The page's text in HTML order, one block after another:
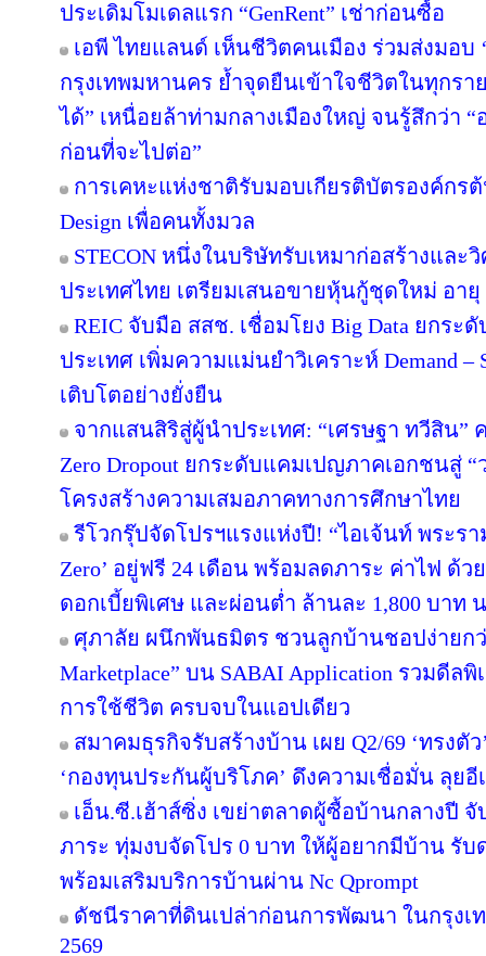
ประเดิมโมเดลแรก “GenRent” เช่าก่อนซื้อ
เอพี ไทยแลนด์ เห็นชีวิตคนเมือง ร่วมส่งมอบ
กรุงเทพมหานคร ย้ำจุดยืนเข้าใจชีวิตในทุกรา
ได้” เหนื่อยล้าท่ามกลางเมืองใหญ่ จนรู้สึกว่า
ก่อนที่จะไปต่อ”
การเคหะแห่งชาติรับมอบเกียรติบัตรองค์กร
Design เพื่อคนทั้งมวล
STECON หนึ่งในบริษัทรับเหมาก่อสร้างแล
ประเทศไทย เตรียมเสนอขายหุ้นกู้ชุดใหม่ อา
REIC จับมือ สสช. เชื่อมโยง Big Data ยกร
ประเทศ เพิ่มความแม่นยำวิเคราะห์ Demand
เติบโตอย่างยั่งยืน
จากแสนสิริสู่ผู้นำประเทศ: “เศรษฐา ทวีสิน”
Zero Dropout ยกระดับแคมเปญภาคเอกชนสู่
โครงสร้างความเสมอภาคทางการศึกษาไทย
รีโวกรุ๊ปจัดโปรฯแรงแห่งปี! “ไอเจ้นท์ พระรา
Zero’ อยู่ฟรี 24 เดือน พร้อมลดภาระ ค่าไฟ ด้
ดอกเบี้ยพิเศษ และผ่อนต่ำ ล้านละ 1,800 บาท
ศุภาลัย ผนึกพันธมิตร ชวนลูกบ้านชอปง่ายกว่
Marketplace” บน SABAI Application รวมดีล
การใช้ชีวิต ครบจบในแอปเดียว
สมาคมธุรกิจรับสร้างบ้าน เผย Q2/69 ‘ทรง
‘กองทุนประกันผู้บริโภค’ ดึงความเชื่อมั่น ลุย
เอ็น.ซี.เฮ้าส์ซิ่ง เขย่าตลาดผู้ซื้อบ้านกลางปี
ภาระ ทุ่มงบจัดโปร 0 บาท ให้ผู้อยากมีบ้าน รับ
พร้อมเสริมบริการบ้านผ่าน Nc Qprompt
ดัชนีราคาที่ดินเปล่าก่อนการพัฒนา ในกรุงเ
2569